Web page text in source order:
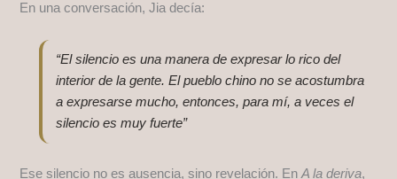
En una conversación, Jia decía:
“El silencio es una manera de expresar lo rico del
interior de la gente. El pueblo chino no se acostumbra
a expresarse mucho, entonces, para mí, a veces el
silencio es muy fuerte”
Ese silencio no es ausencia, sino revelación. EnA la deriva,